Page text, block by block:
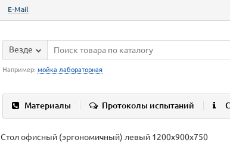
E-Mail
Везде
Например: мойка лабораторная
Материалы Протоколы испытаний
Стол офисный (эргономичный) левый 1200x900x750